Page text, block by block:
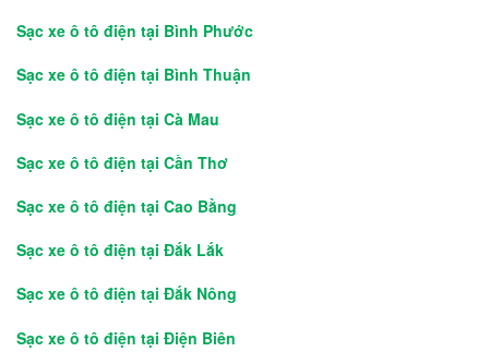
Sạc xe ô tô điện tại Bình Phước
Sạc xe ô tô điện tại Bình Thuận
Sạc xe ô tô điện tại Cà Mau
Sạc xe ô tô điện tại Cần Thơ
Sạc xe ô tô điện tại Cao Bằng
Sạc xe ô tô điện tại Đắk Lắk
Sạc xe ô tô điện tại Đắk Nông
Sạc xe ô tô điện tại Điện Biên